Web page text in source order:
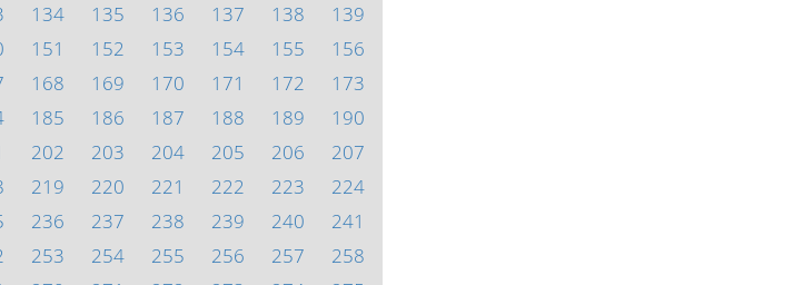
134 135 136 137 138
139
151 152 153 154 155
156
168 169 170 171 172
173
185 186 187 188 189
190
202 203 204 205 206
207
219 220 221 222 223
224
236 237 238 239 240
241
253 254 255 256 257
258